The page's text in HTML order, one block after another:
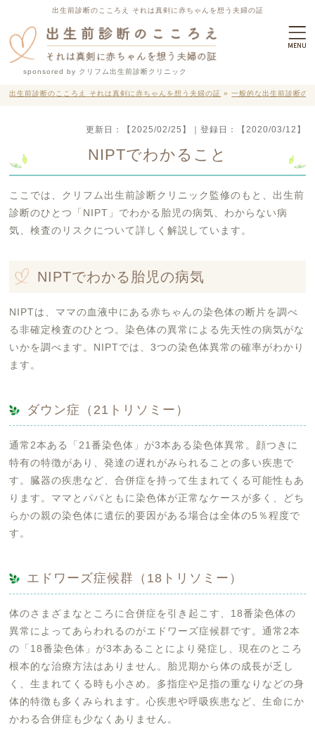
出生前診断のこころえ それは真剣に赤ちゃんを想う夫婦の証
sponsored by クリフム出生前診断クリニック
出生前診断のこころえ それは真剣に赤ちゃんを想う夫婦の証 »一般的な出生前診断の
更新日： 【2025/02/25】 ｜登録日： 【2020/03/12】
NIPTでわかること
ここでは、クリフム出生前診断クリニック監修のもと、出生前
診断のひとつ「NIPT」でわかる胎児の病気、わからない病
気、検査のリスクについて詳しく解説しています。
NIPTでわかる胎児の病気
NIPTは、ママの血液中にある赤ちゃんの染色体の断片を調べ
る非確定検査のひとつ。染色体の異常による先天性の病気がな
いかを調べます。NIPTでは、3つの染色体異常の確率がわかり
ます。
ダウン症（21トリソミー）
通常2本ある「21番染色体」が3本ある染色体異常。顔つきに
特有の特徴があり、発達の遅れがみられることの多い疾患で
す。臓器の疾患など、合併症を持って生まれてくる可能性もあ
ります。ママとパパともに染色体が正常なケースが多く、どち
らかの親の染色体に遺伝的要因がある場合は全体の5％程度で
す。
エドワーズ症候群（18トリソミー）
体のさまざまなところに合併症を引き起こす、18番染色体の
異常によってあらわれるのがエドワーズ症候群です。通常2本
の「18番染色体」が3本あることにより発症し、現在のところ
根本的な治療方法はありません。胎児期から体の成長が乏し
く、生まれてくる時も小さめ。多指症や足指の重なりなどの身
体的特徴も多くみられます。心疾患や呼吸疾患など、生命にか
かわる合併症も少なくありません。